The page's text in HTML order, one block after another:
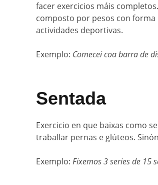
facer exercicios máis
composto por pesos con
actividades deportivas.
Exemplo: Comecei coa barra de
Sentada
Exercicio en que baixas como
traballar pernas e glúteos.
Exemplo: Fixemos 3 series de 15